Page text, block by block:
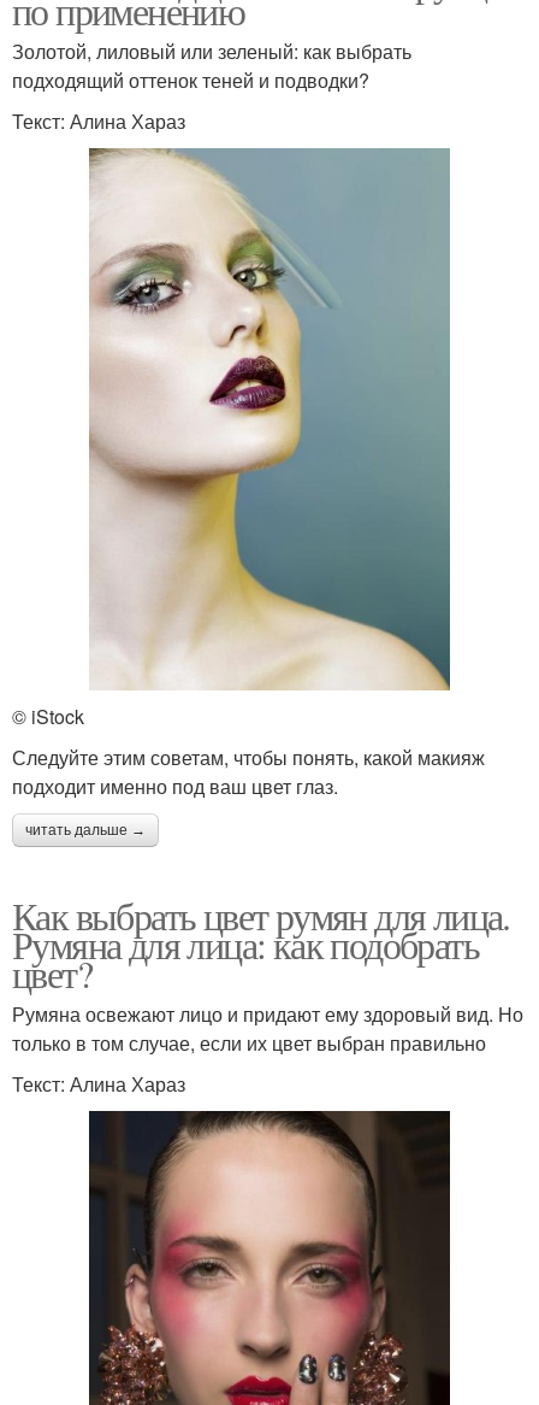
по применению
Золотой, лиловый или зеленый: как выбрать
подходящий оттенок теней и подводки?
Текст: Алина Хараз
© iStock
Следуйте этим советам, чтобы понять, какой макияж
подходит именно под ваш цвет глаз.
читать дальше →
Как выбрать цвет румян для лица.
Румяна для лица: как подобрать
цвет?
Румяна освежают лицо и придают ему здоровый вид. Но
только в том случае, если их цвет выбран правильно
Текст: Алина Хараз